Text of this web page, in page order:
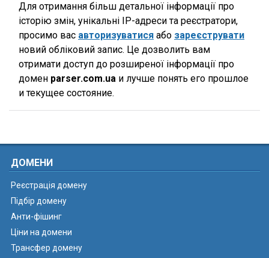
Для отримання більш детальної інформації про
історію змін, унікальні IP-адреси та реєстратори,
просимо вас авторизуватися або зареєструвати
новий обліковий запис. Це дозволить вам
отримати доступ до розширеної інформації про
домен parser.com.ua и лучше понять его прошлое
и текущее состояние.
ДОМЕНИ
Реєстрація домену
Підбір домену
Анти-фішинг
Ціни на домени
Трансфер домену